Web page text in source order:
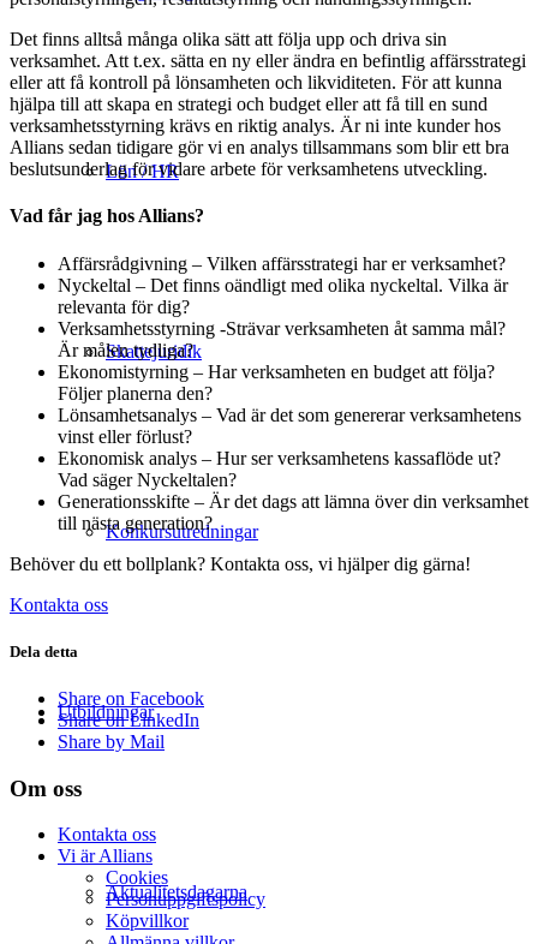
Lön / HR
Skattejuridik
Konkursutredningar
Utbildningar
Aktualitetsdagarna
Det finns alltså många olika sätt att följa upp och driva sin
verksamhet. Att t.ex. sätta en ny eller ändra en befintlig affärsstrategi
eller att få kontroll på lönsamheten och likviditeten. För att kunna
hjälpa till att skapa en strategi och budget eller att få till en sund
verksamhetsstyrning krävs en riktig analys. Är ni inte kunder hos
Allians sedan tidigare gör vi en analys tillsammans som blir ett bra
beslutsunderlag för vidare arbete för verksamhetens utveckling.
Vad får jag hos Allians?
Affärsrådgivning – Vilken affärsstrategi har er verksamhet?
Nyckeltal – Det finns oändligt med olika nyckeltal. Vilka är
relevanta för dig?
Verksamhetsstyrning -Strävar verksamheten åt samma mål?
Är målen tydliga?
Ekonomistyrning – Har verksamheten en budget att följa?
Följer planerna den?
Lönsamhetsanalys – Vad är det som genererar verksamhetens
vinst eller förlust?
Ekonomisk analys – Hur ser verksamhetens kassaflöde ut?
Vad säger Nyckeltalen?
Generationsskifte – Är det dags att lämna över din verksamhet
till nästa generation?
Behöver du ett bollplank? Kontakta oss, vi hjälper dig gärna!
Kontakta oss
Dela detta
Share on Facebook
Share on LinkedIn
Share by Mail
Om oss
Kontakta oss
Vi är Allians
Cookies
Personuppgiftspolicy
Köpvillkor